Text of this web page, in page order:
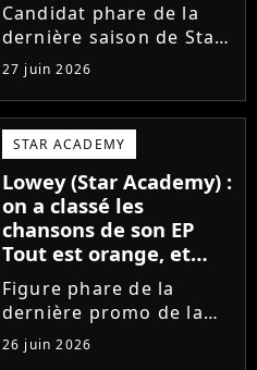
Candidat phare de la
dernière saison de Star
Academy, Bastiaan fait
enfin les présentations
en musique. Découvrez
son premier single
Château, très Troye
Sivan dans l'esprit, et
son...
27 juin 2026
STAR ACADEMY
Lowey (Star Academy) :
on a classé les
chansons de son EP
Tout est orange, et
voici la meilleure !
Figure phare de la
dernière promo de la
Star Academy, Léo se
lance enfin. Sous le nom
26 juin 2026